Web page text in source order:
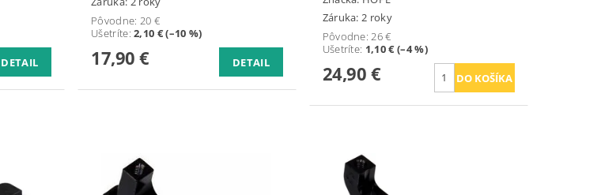
DETAIL
Pôvodne: 20 €
Ušetríte:2,10 € (–10 %)
17,90 € DETAIL
Záruka: 2 roky
Pôvodne:26 €
Ušetríte: 1,10 € (–4 %)
24,90 €